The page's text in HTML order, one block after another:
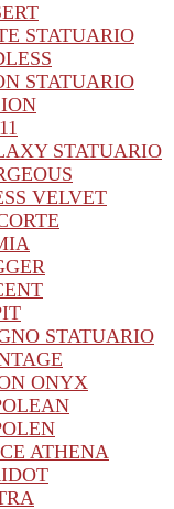
STATUARIO
STATUARIO
STATUARIO
VELVET
STATUARIO
ONYX
ATHENA